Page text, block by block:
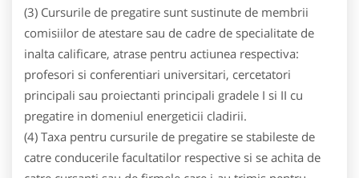
(3) Cursurile de pregatire sunt sustinute de membrii
comisiilor de atestare sau de cadre de specialitate de
inalta calificare, atrase pentru actiunea respectiva:
profesori si conferentiari universitari, cercetatori
principali sau proiectanti principali gradele I si II cu
pregatire in domeniul energeticii cladirii.
(4) Taxa pentru cursurile de pregatire se stabileste de
catre conducerile facultatilor respective si se achita de